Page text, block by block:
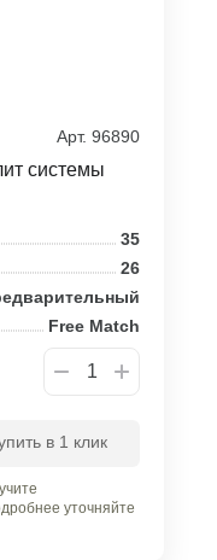
Арт. 96890
системы
35
26
Free Match
в 1 клик
уточняйте